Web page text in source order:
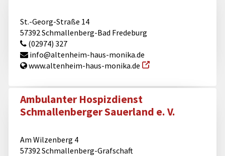
St.-Georg-Straße 14
57392 Schmallenberg-Bad Fredeburg
(02974) 327
info@​altenheim-haus-monika.de
www.altenheim-haus-monika.de
Ambulanter Hospizdienst
Schmallenberger Sauerland e. V.
Am Wilzenberg 4
57392 Schmallenberg-Grafschaft